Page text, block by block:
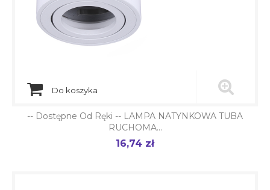
Do koszyka
-- Dostępne Od Ręki -- LAMPA NATYNKOWA TUBA
RUCHOMA...
Cena
16,74 zł